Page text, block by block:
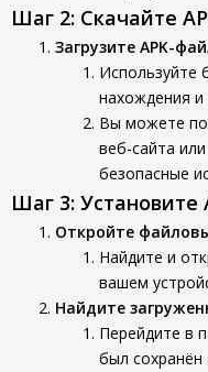
Шаг 2: Скачайте
Загрузите APK-
Используйте
нахождения и
Вы можете
веб-сайта
безопасные
Шаг 3: Установите
Откройте
Найдите и
вашем
Найдите
Перейдите в
был сохранён